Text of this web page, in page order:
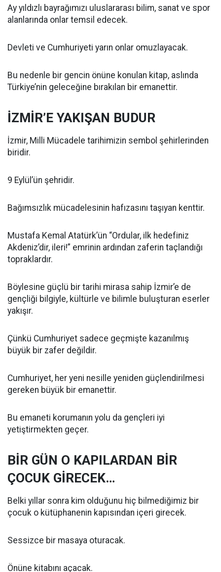
Ay yıldızlı bayrağımızı uluslararası bilim, sanat ve spor
alanlarında onlar temsil edecek.
Devleti ve Cumhuriyeti yarın onlar omuzlayacak.
Bu nedenle bir gencin önüne konulan kitap, aslında
Türkiye’nin geleceğine bırakılan bir emanettir.
İZMİR’E YAKIŞAN BUDUR
İzmir, Milli Mücadele tarihimizin sembol şehirlerinden
biridir.
9 Eylül’ün şehridir.
Bağımsızlık mücadelesinin hafızasını taşıyan kenttir.
Mustafa Kemal Atatürk’ün “Ordular, ilk hedefiniz
Akdeniz’dir, ileri!” emrinin ardından zaferin taçlandığı
topraklardır.
Böylesine güçlü bir tarihi mirasa sahip İzmir’e de
gençliği bilgiyle, kültürle ve bilimle buluşturan eserler
yakışır.
Çünkü Cumhuriyet sadece geçmişte kazanılmış
büyük bir zafer değildir.
Cumhuriyet, her yeni nesille yeniden güçlendirilmesi
gereken büyük bir emanettir.
Bu emaneti korumanın yolu da gençleri iyi
yetiştirmekten geçer.
BİR GÜN O KAPILARDAN BİR
ÇOCUK GİRECEK…
Belki yıllar sonra kim olduğunu hiç bilmediğimiz bir
çocuk o kütüphanenin kapısından içeri girecek.
Sessizce bir masaya oturacak.
Önüne kitabını açacak.